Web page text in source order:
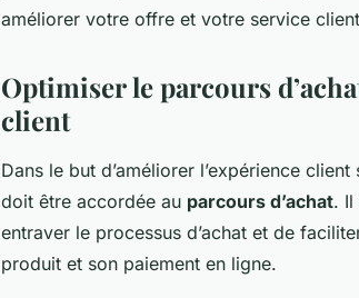
améliorer votre offre et votre service
Optimiser le parcours
client
Dans le but d’améliorer l’expérience
doit être accordée au parcours d’achat. Il
entraver le processus d’achat et de
produit et son paiement en ligne.